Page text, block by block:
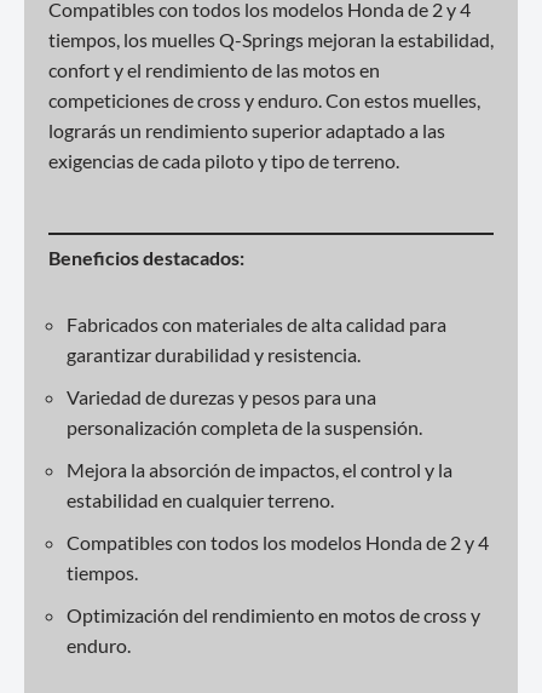
Compatibles con todos los modelos Honda de 2 y 4
tiempos, los muelles Q-Springs mejoran la estabilidad,
confort y el rendimiento de las motos en
competiciones de cross y enduro. Con estos muelles,
lograrás un rendimiento superior adaptado a las
exigencias de cada piloto y tipo de terreno.
Beneficios destacados:
Fabricados con materiales de alta calidad para
garantizar durabilidad y resistencia.
Variedad de durezas y pesos para una
personalización completa de la suspensión.
Mejora la absorción de impactos, el control y la
estabilidad en cualquier terreno.
Compatibles con todos los modelos Honda de 2 y 4
tiempos.
Optimización del rendimiento en motos de cross y
enduro.